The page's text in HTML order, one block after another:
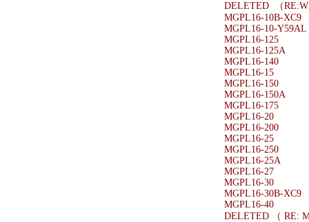
DELETED （
MGPL16-10B-XC9
MGPL16-10-Y59AL
MGPL16-125
MGPL16-125A
MGPL16-140
MGPL16-15
MGPL16-150
MGPL16-150A
MGPL16-175
MGPL16-20
MGPL16-200
MGPL16-25
MGPL16-250
MGPL16-25A
MGPL16-27
MGPL16-30
MGPL16-30B-XC9
MGPL16-40
DELETED （ RE: